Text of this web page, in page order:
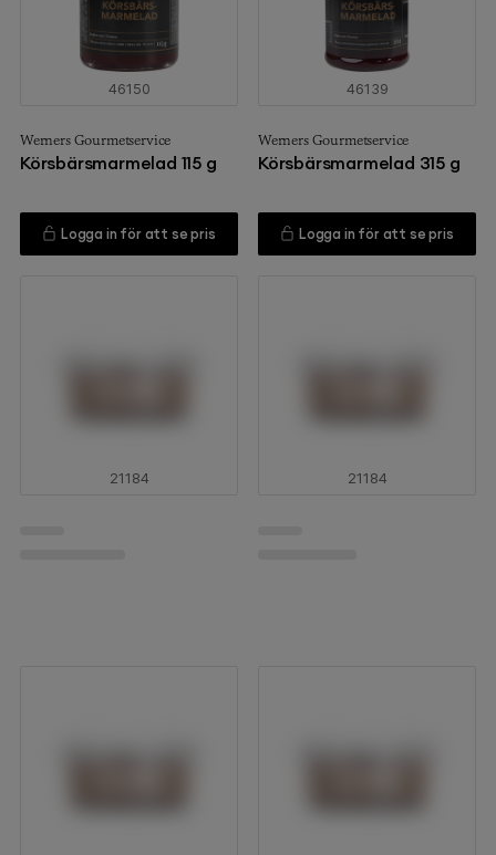
46150
Werners Gourmetservice
Körsbärsmarmelad 115 g
Logga in för att se pris
46139
Werners Gourmetservice
Körsbärsmarmelad 315 g
Logga in för att se pris
46140 46137